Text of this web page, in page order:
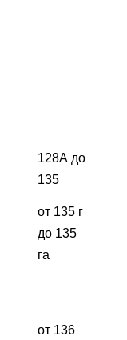
128А до
135
от 135 г
до 135
га
от 136